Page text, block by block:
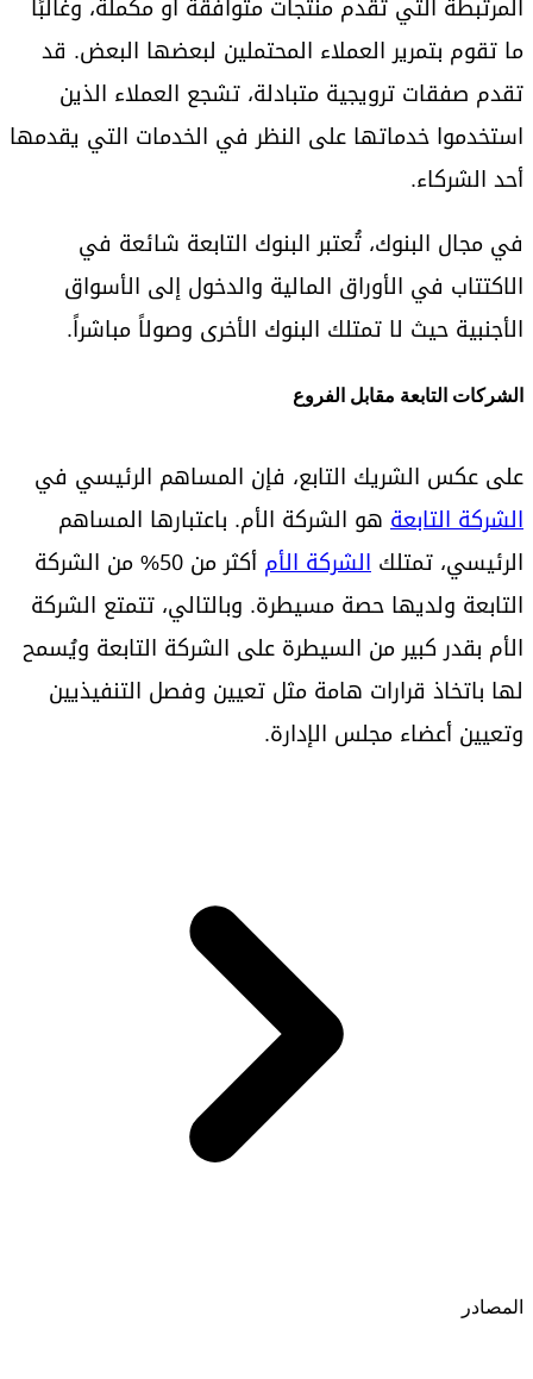
المرتبطة التي تقدم منتجات متوافقة أو مكملة، وغالبًا
ما تقوم بتمرير العملاء المحتملين لبعضها البعض. قد
تقدم صفقات ترويجية متبادلة، تشجع العملاء الذين
استخدموا خدماتها على النظر في الخدمات التي يقدمها
أحد الشركاء.
في مجال البنوك، تُعتبر البنوك التابعة شائعة في
الاكتتاب في الأوراق المالية والدخول إلى الأسواق
الأجنبية حيث لا تمتلك البنوك الأخرى وصولاً مباشراً.
الشركات التابعة مقابل الفروع
على عكس الشريك التابع، فإن المساهم الرئيسي في
الشركة التابعة هو الشركة الأم. باعتبارها المساهم
الرئيسي، تمتلك الشركة الأم
أكثر من 50% من الشركة
التابعة ولديها حصة مسيطرة. وبالتالي، تتمتع الشركة
الأم بقدر كبير من السيطرة على الشركة التابعة ويُسمح
لها باتخاذ قرارات هامة مثل تعيين وفصل التنفيذيين
وتعيين أعضاء مجلس الإدارة.
المصادر